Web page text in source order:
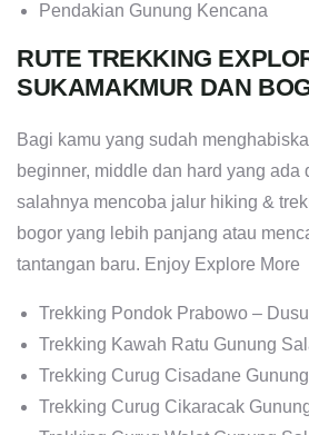
Pendakian Gunung Kencana
RUTE TREKKING
SUKAMAKMUR DAN
Bagi kamu yang sudah
beginner, middle dan hard yang ada
salahnya mencoba jalur hiking &
bogor yang lebih panjang atau
tantangan baru. Enjoy Explore More
Trekking Pondok Prabowo –
Trekking Kawah Ratu Gunung
Trekking Curug Cisadane
Trekking Curug Cikaracak